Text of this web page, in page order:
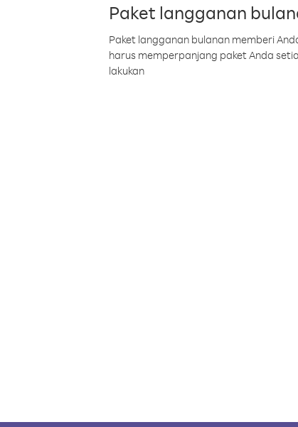
Paket langganan
Paket langganan bulanan memberi
harus memperpanjang paket Anda
lakukan